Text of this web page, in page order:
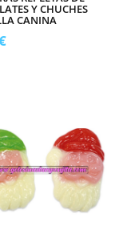
Y CHUCHES
CANINA